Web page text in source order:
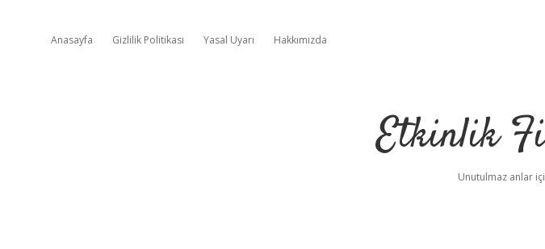
Anasayfa Gizlilik Politikası Yasal Uyarı Hakkımızda
Etkinlik
Unutulmaz anlar